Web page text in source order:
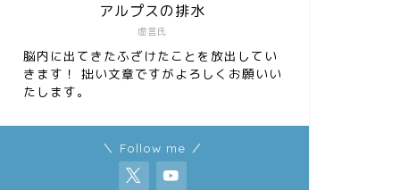
虚言氏
アルプスの排水
脳内に出てきたふざけたことを放出してい
きます！ 拙い文章ですがよろしくお願いい
たします。
＼ Follow me ／